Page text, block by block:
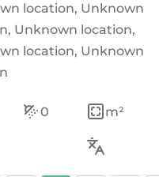
location, Unknown
Unknown location,
location, Unknown
0 m²